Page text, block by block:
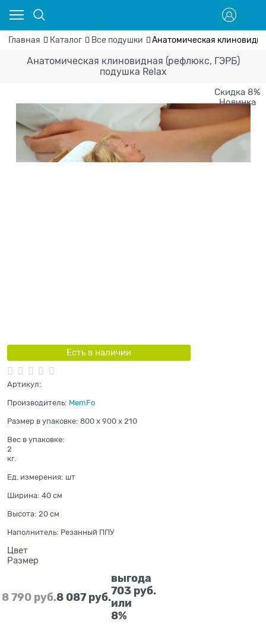
Главная Каталог Все подушки Анатомическая
Анатомическая клиновидная (рефлюкс, ГЭРБ)
подушка Relax
Скидка 8%
Новинка
Есть в наличии
Артикул:
Производитель: MemFo
Размер в упаковке: 800 x 900 x 210
Вес в упаковке:
2
кг.
Ед. измерения: шт
Ширина: 40 см
Высота: 20 см
Наполнитель: Резанный ППУ
Цвет
Размер
8 790 руб.8 087 руб.
выгода
703 руб.
или
8%